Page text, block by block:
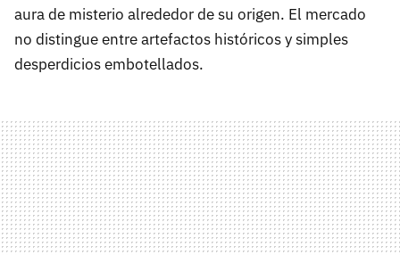
aura de misterio alrededor de su origen. El mercado
no distingue entre artefactos históricos y simples
desperdicios embotellados.